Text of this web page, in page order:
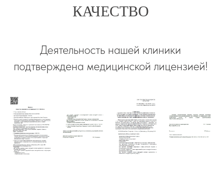
КАЧЕСТВО
Деятельность нашей клиники
подтверждена медицинской лицензией!